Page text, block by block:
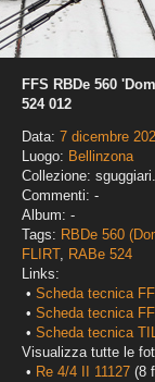
FFS RBDe 560
524 012
Data: 7 dicembre
Luogo: Bellinzona
Collezione:
Commenti: -
Album: -
Tags: RBDe 560
FLIRT, RABe 524
Links:
• Scheda tecnica
• Scheda tecnica
• Scheda tecnica
Visualizza tutte le
• Re 4/4 II 11127 (8